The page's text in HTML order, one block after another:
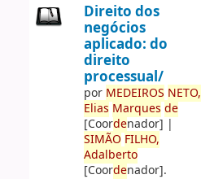
Direito dos
negócios
aplicado: do
direito
processual/
por MEDEIROS NETO,
Elias Marques de
[Coordenador] |
SIMÃO FILHO,
Adalberto
[Coordenador].